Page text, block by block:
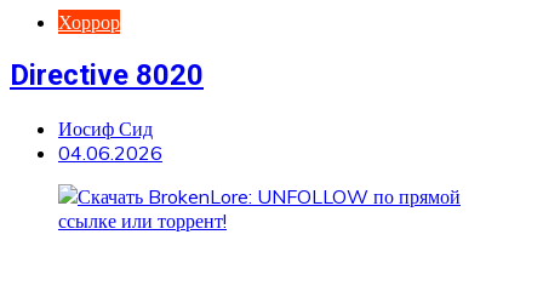
Хоррор
Directive 8020
Иосиф Сид
04.06.2026